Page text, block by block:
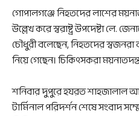
গোপালগঞ্জে নিহতদের লাশের
উল্লেখ করে স্বরাষ্ট্র উপদেষ্টা লে.
চৌধুরী বলেছেন, নিহতদের
নিয়ে গেছেন। চিকিৎসকরা
শনিবার দুপুরে হযরত শাহজালাল
টার্মিনাল পরিদর্শন শেষে সংবাদ